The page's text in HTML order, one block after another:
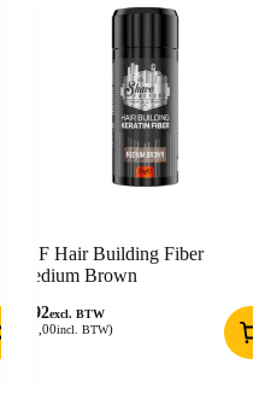
TSF Hair Building Fiber
Medium Brown
9,92excl. BTW
12,00incl. BTW)